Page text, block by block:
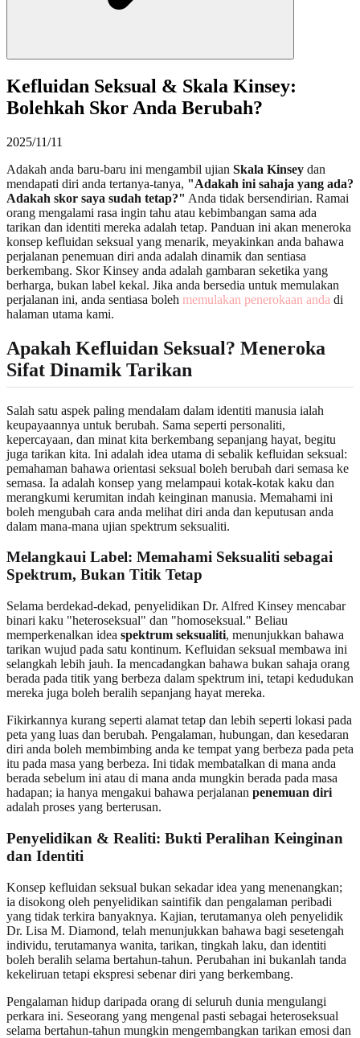
Kefluidan Seksual & Skala Kinsey:
Bolehkah Skor Anda Berubah?
2025/11/11
Adakah anda baru-baru ini mengambil ujian Skala Kinsey dan
mendapati diri anda tertanya-tanya, "Adakah ini sahaja yang ada?
Adakah skor saya sudah tetap?" Anda tidak bersendirian. Ramai
orang mengalami rasa ingin tahu atau kebimbangan sama ada
tarikan dan identiti mereka adalah tetap. Panduan ini akan meneroka
konsep kefluidan seksual yang menarik, meyakinkan anda bahawa
perjalanan penemuan diri anda adalah dinamik dan sentiasa
berkembang. Skor Kinsey anda adalah gambaran seketika yang
berharga, bukan label kekal. Jika anda bersedia untuk memulakan
perjalanan ini, anda sentiasa boleh memulakan penerokaan anda di
halaman utama kami.
Apakah Kefluidan Seksual? Meneroka
Sifat Dinamik Tarikan
Salah satu aspek paling mendalam dalam identiti manusia ialah
keupayaannya untuk berubah. Sama seperti personaliti,
kepercayaan, dan minat kita berkembang sepanjang hayat, begitu
juga tarikan kita. Ini adalah idea utama di sebalik kefluidan seksual:
pemahaman bahawa orientasi seksual boleh berubah dari semasa ke
semasa. Ia adalah konsep yang melampaui kotak-kotak kaku dan
merangkumi kerumitan indah keinginan manusia. Memahami ini
boleh mengubah cara anda melihat diri anda dan keputusan anda
dalam mana-mana ujian spektrum seksualiti.
Melangkaui Label: Memahami Seksualiti sebagai
Spektrum, Bukan Titik Tetap
Selama berdekad-dekad, penyelidikan Dr. Alfred Kinsey mencabar
binari kaku "heteroseksual" dan "homoseksual." Beliau
memperkenalkan idea spektrum seksualiti, menunjukkan bahawa
tarikan wujud pada satu kontinum. Kefluidan seksual membawa ini
selangkah lebih jauh. Ia mencadangkan bahawa bukan sahaja orang
berada pada titik yang berbeza dalam spektrum ini, tetapi kedudukan
mereka juga boleh beralih sepanjang hayat mereka.
Fikirkannya kurang seperti alamat tetap dan lebih seperti lokasi pada
peta yang luas dan berubah. Pengalaman, hubungan, dan kesedaran
diri anda boleh membimbing anda ke tempat yang berbeza pada peta
itu pada masa yang berbeza. Ini tidak membatalkan di mana anda
berada sebelum ini atau di mana anda mungkin berada pada masa
hadapan; ia hanya mengakui bahawa perjalanan penemuan diri
adalah proses yang berterusan.
Penyelidikan & Realiti: Bukti Peralihan Keinginan
dan Identiti
Konsep kefluidan seksual bukan sekadar idea yang menenangkan;
ia disokong oleh penyelidikan saintifik dan pengalaman peribadi
yang tidak terkira banyaknya. Kajian, terutamanya oleh penyelidik
Dr. Lisa M. Diamond, telah menunjukkan bahawa bagi sesetengah
individu, terutamanya wanita, tarikan, tingkah laku, dan identiti
boleh beralih selama bertahun-tahun. Perubahan ini bukanlah tanda
kekeliruan tetapi ekspresi sebenar diri yang berkembang.
Pengalaman hidup daripada orang di seluruh dunia mengulangi
perkara ini. Seseorang yang mengenal pasti sebagai heteroseksual
selama bertahun-tahun mungkin mengembangkan tarikan emosi dan